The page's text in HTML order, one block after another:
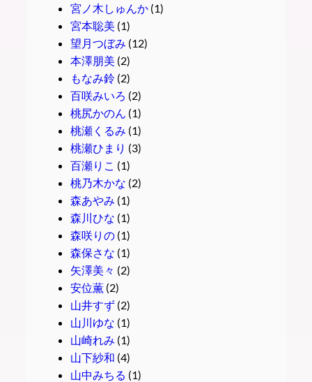
宮ノ木しゅんか(1)
宮本聡美 (1)
望月つぼみ (12)
本澤朋美 (2)
もなみ鈴(2)
百咲みいろ (2)
桃尻かのん (1)
桃瀬くるみ (1)
桃瀬ひまり (3)
百瀬りこ (1)
桃乃木かな (2)
森あやみ (1)
森川ひな (1)
森咲りの(1)
森保さな (1)
矢澤美々 (2)
安位薫(2)
山井すず(2)
山川ゆな (1)
山崎れみ (1)
山下紗和 (4)
山中みちる (1)